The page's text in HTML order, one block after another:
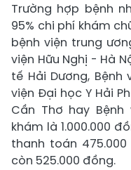
Trường hợp bệnh
95% chi phí khám
bệnh viện trung
viện Hữu Nghị - Hà
tế Hải Dương, Bệnh
viện Đại học Y Hải
Cần Thơ hay Bệnh
khám là 1.000.000
thanh toán
còn 525.000 đồng.